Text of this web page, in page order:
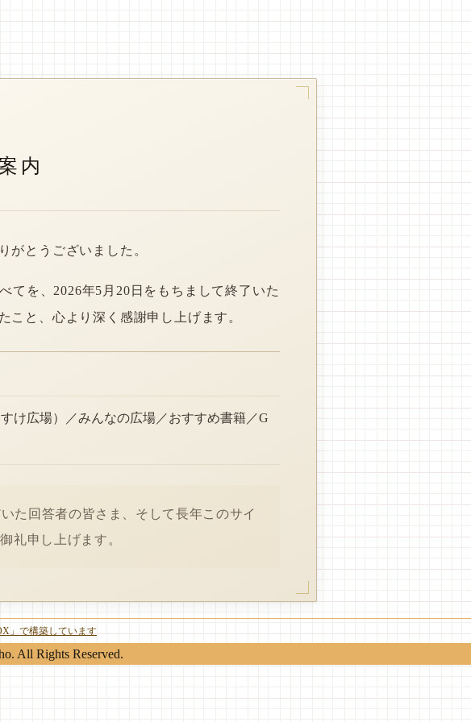
内
がとうございました。
てを、2026年5月20日をもちまして終了いた
こと、心より深く感謝申し上げます。
け広場）／みんなの広場／おすすめ書籍／G
た回答者の皆さま、そして長年このサイ
礼申し上げます。
」で構築しています
All Rights Reserved.